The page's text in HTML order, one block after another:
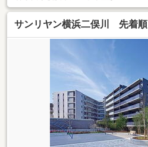
サンリヤン横浜二俣川 先着順